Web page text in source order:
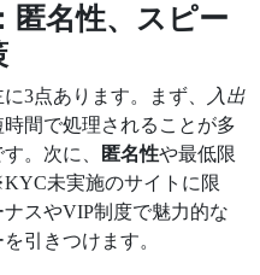
匿名性、スピー
3点あります。まず、
入出
間で処理されることが多
。次に、
匿名性や最低限
未実施のサイトに限
スやVIP制度で魅力的な
引きつけます。